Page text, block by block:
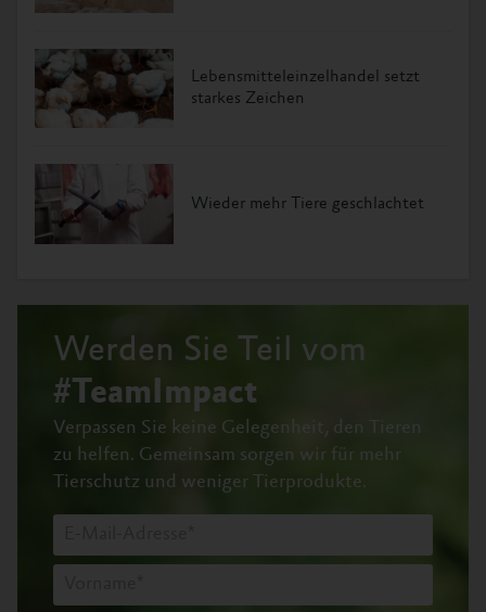
Lebensmitteleinzelhandel setzt
starkes Zeichen
Wieder mehr Tiere geschlachtet
Werden Sie Teil vom
#TeamImpact
Verpassen Sie keine Gelegenheit, den Tieren
zu helfen. Gemeinsam sorgen wir für mehr
Tierschutz und weniger Tierprodukte.